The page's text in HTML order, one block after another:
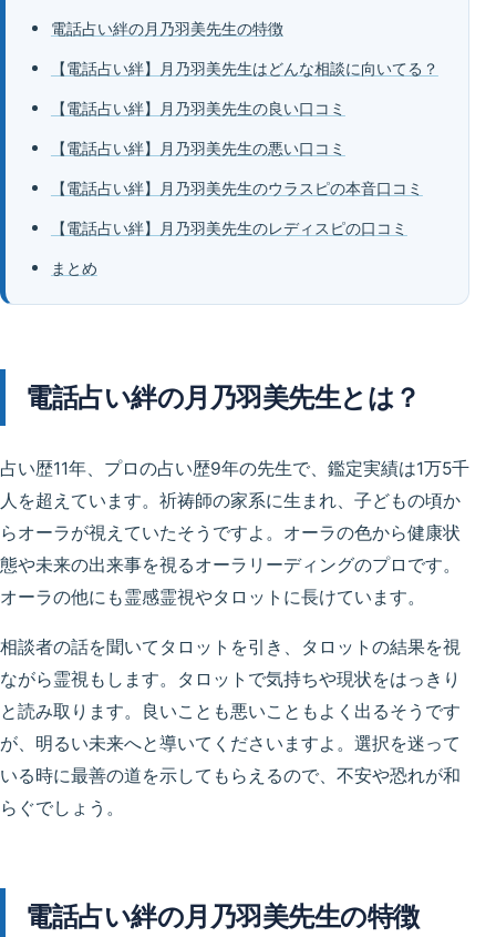
電話占い絆の月乃羽美先生の特徴
【電話占い絆】月乃羽美先生はどんな相談に向いてる？
【電話占い絆】月乃羽美先生の良い口コミ
【電話占い絆】月乃羽美先生の悪い口コミ
【電話占い絆】月乃羽美先生のウラスピの本音口コミ
【電話占い絆】月乃羽美先生のレディスピの口コミ
まとめ
電話占い絆の月乃羽美先生とは？
占い歴11年、プロの占い歴9年の先生で、鑑定実績は1万5千
人を超えています。祈祷師の家系に生まれ、子どもの頃か
らオーラが視えていたそうですよ。オーラの色から健康状
態や未来の出来事を視るオーラリーディングのプロです。
オーラの他にも霊感霊視やタロットに長けています。
相談者の話を聞いてタロットを引き、タロットの結果を視
ながら霊視もします。タロットで気持ちや現状をはっきり
と読み取ります。良いことも悪いこともよく出るそうです
が、明るい未来へと導いてくださいますよ。選択を迷って
いる時に最善の道を示してもらえるので、不安や恐れが和
らぐでしょう。
電話占い絆の月乃羽美先生の特徴